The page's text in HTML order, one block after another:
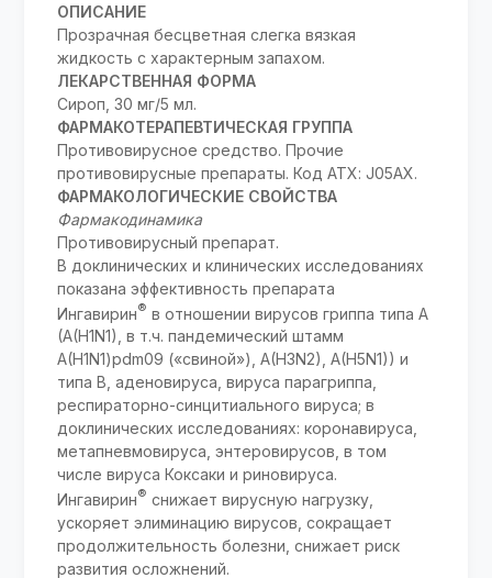
ОПИСАНИЕ
Прозрачная бесцветная слегка вязкая
жидкость с характерным запахом.
ЛЕКАРСТВЕННАЯ ФОРМА
Сироп, 30 мг/5 мл.
ФАРМАКОТЕРАПЕВТИЧЕСКАЯ ГРУППА
Противовирусное средство. Прочие
противовирусные препараты. Код АТХ: J05AX.
ФАРМАКОЛОГИЧЕСКИЕ СВОЙСТВА
Фармакодинамика
Противовирусный препарат.
В доклинических и клинических исследованиях
показана эффективность препарата
Ингавирин® в отношении вирусов гриппа типа A
(A(H1N1), в т.ч. пандемический штамм
A(H1N1)pdm09 («свиной»), A(H3N2), A(H5N1)) и
типа В, аденовируса, вируса парагриппа,
респираторно-синцитиального вируса; в
доклинических исследованиях: коронавируса,
мета­пневмовируса, энтеровирусов, в том
числе вируса Коксаки и риновируса.
Ингавирин® снижает вирусную нагрузку,
ускоряет элиминацию вирусов, сокращает
продолжительность болезни, снижает риск
развития осложнений.